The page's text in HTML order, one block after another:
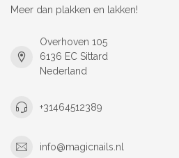
Meer dan plakken en lakken!
Overhoven 105
6136 EC Sittard
Nederland
+31464512389
info@magicnails.nl